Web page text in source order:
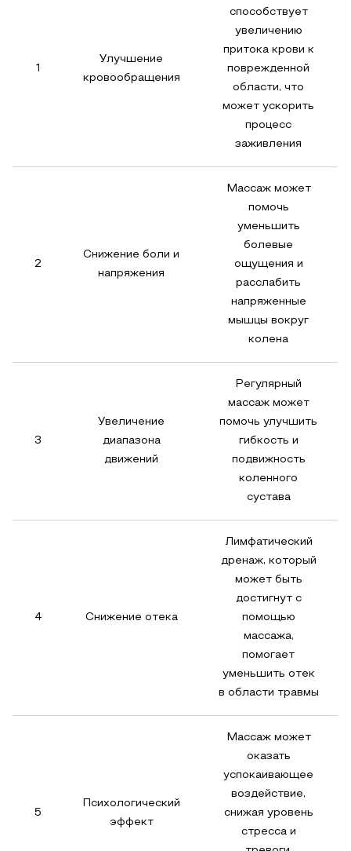
1
Улучшение
кровообращения
способствует
увеличению
притока крови к
поврежденной
области, что
может ускорить
процесс
заживления
2
Снижение боли и
напряжения
Массаж может
помочь
уменьшить
болевые
ощущения и
расслабить
напряженные
мышцы вокруг
колена
3
Увеличение
диапазона
движений
Регулярный
массаж может
помочь улучшить
гибкость и
подвижность
коленного
сустава
4 Снижение отека
Лимфатический
дренаж, который
может быть
достигнут с
помощью
массажа,
помогает
уменьшить отек
в области травмы
5
Психологический
эффект
Массаж может
оказать
успокаивающее
воздействие,
снижая уровень
стресса и